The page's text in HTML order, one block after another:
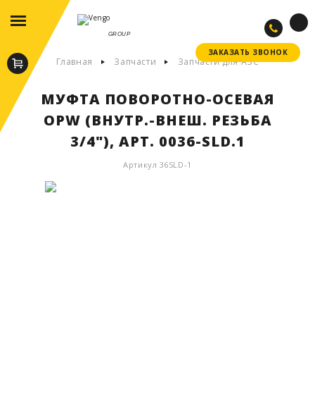
ЗАКАЗАТЬ ЗВОНОК
ЗАКАЗАТЬ ЗВОНОК
GROUP
Главная Запчасти Запчасти для АЗС
МУФТА ПОВОРОТНО-ОСЕВАЯ
OPW (ВНУТР.-ВНЕШ. РЕЗЬБА
3/4"), АРТ. 0036-SLD.1
Артикул 36SLD-1